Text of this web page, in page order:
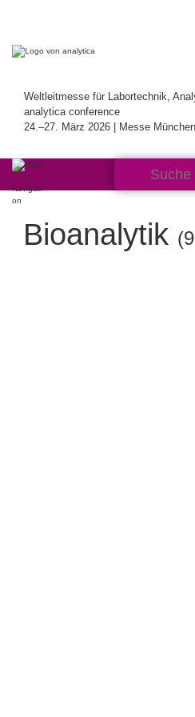
Weltleitmesse für Labortechnik,
analytica conference
24.–27. März 2026 | Messe München
Bioanalytik